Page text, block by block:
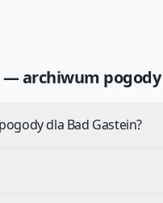
— archiwum pogody
dla Bad Gastein?